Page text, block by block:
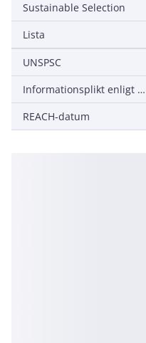
Sustainable Selection
Lista
UNSPSC
Informationsplikt enligt REACH
REACH-datum